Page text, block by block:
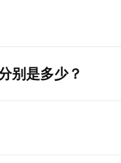
别是多少？